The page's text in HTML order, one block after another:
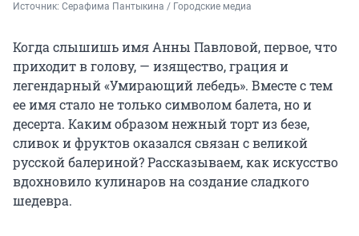
Источник: Серафима Пантыкина / Городские медиа
Когда слышишь имя Анны Павловой, первое, что
приходит в голову, — изящество, грация и
легендарный «Умирающий лебедь». Вместе с тем
ее имя стало не только символом балета, но и
десерта. Каким образом нежный торт из безе,
сливок и фруктов оказался связан с великой
русской балериной? Рассказываем, как искусство
вдохновило кулинаров на создание сладкого
шедевра.